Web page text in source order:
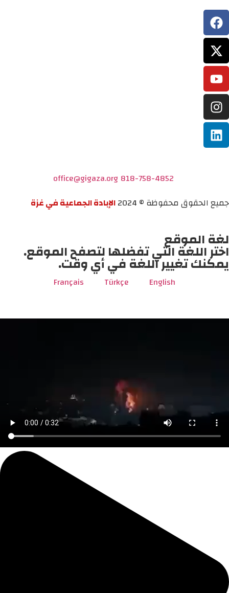
818-758-4852
office@gigaza.org
جميع الحقوق محفوظة © 2024
الإبادة الجماعية في غزة
لغة الموقع
اختر اللغة التي تفضلها لتصفح الموقع.
يمكنك تغيير اللغة في أي وقت.
English
Türkçe
Français